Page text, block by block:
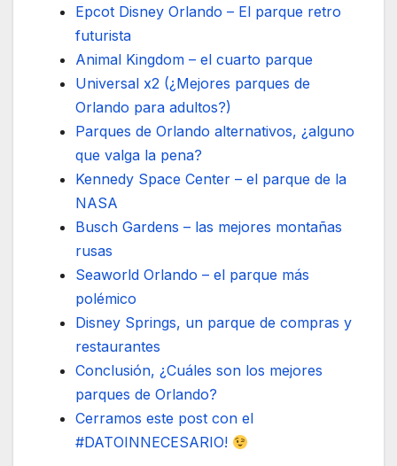
Epcot Disney Orlando – El parque retro
futurista
Animal Kingdom – el cuarto parque
Universal x2 (¿Mejores parques de
Orlando para adultos?)
Parques de Orlando alternativos, ¿alguno
que valga la pena?
Kennedy Space Center – el parque de la
NASA
Busch Gardens – las mejores montañas
rusas
Seaworld Orlando – el parque más
polémico
Disney Springs, un parque de compras y
restaurantes
Conclusión, ¿Cuáles son los mejores
parques de Orlando?
Cerramos este post con el
#DATOINNECESARIO!